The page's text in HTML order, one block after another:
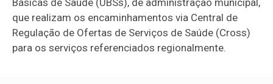
Básicas de Saúde (UBSs), de administração municipal,
que realizam os encaminhamentos via Central de
Regulação de Ofertas de Serviços de Saúde (Cross)
para os serviços referenciados regionalmente.